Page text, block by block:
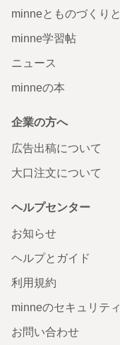
minneとものづくりと
minne学習帖
ニュース
minneの本
企業の方へ
広告出稿について
大口注文について
ヘルプセンター
お知らせ
ヘルプとガイド
利用規約
minneのセキュリティ
お問い合わせ